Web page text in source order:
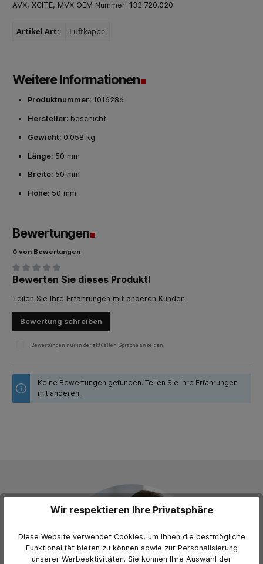
AVX, XCITE, MVX OEM Nummer: 132.720.020
Artikel Art: Luftkappe
Weitere Informationen
Produktnummer: 1016286
Hersteller: beschicht
Gewicht: 0.058 kg
Länge: 50 mm
Breite: 50 mm
Höhe: 50 mm
Bewertungen
0 von Bewertungen
Durchschnittliche Bewertung von 0 von 5 Sternen
Bewerten Sie dieses Produkt!
Teilen Sie Ihre Erfahrungen mit anderen Kunden.
Bewertung schreiben
Bewertungen nur in der aktuellen Sprache anzeigen.
Keine Bewertungen gefunden. Teilen Sie Ihre Erfahrungen
mit anderen.
Wir respektieren Ihre Privatsphäre
Diese Website verwendet Cookies, um Ihnen die bestmögliche
Funktionalität bieten zu können sowie zur Personalisierung
unserer Werbeaktivitäten. Sie können Ihre Auswahl der